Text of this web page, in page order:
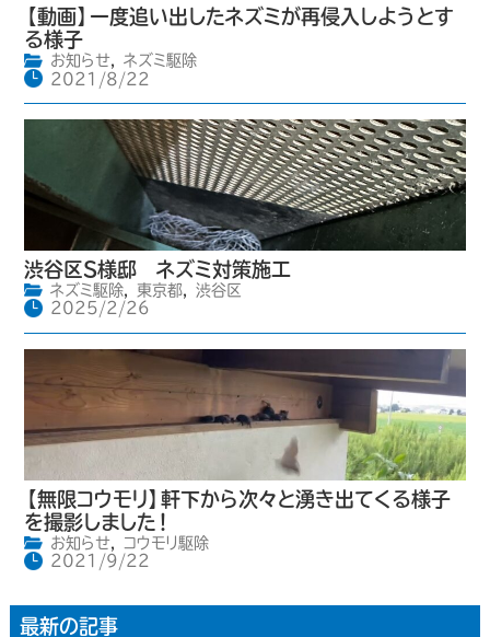
【動画】一度追い出したネズミが再侵入しようとす
る様子
お知らせ,
ネズミ駆除
2021/8/22
渋谷区S様邸 ネズミ対策施工
ネズミ駆除, 東京都,
渋谷区
2025/2/26
【無限コウモリ】軒下から次々と湧き出てくる様子
を撮影しました！
お知らせ,
コウモリ駆除
2021/9/22
最新の記事